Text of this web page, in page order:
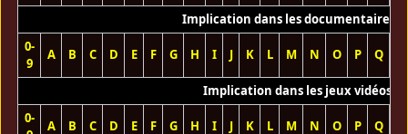
Implication dans les documentaires
0-
9
A B C D E F G H I J K L M N O P Q
Implication dans les jeux vidéos
0-
A B C D E F G H I J K L M N O P Q